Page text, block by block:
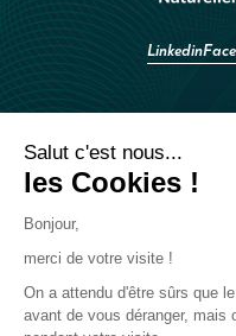
Linkedin
Découvrez les avantages
Une bibliographie
Choisir la bonne BTC
Bâtiments utilisant nos